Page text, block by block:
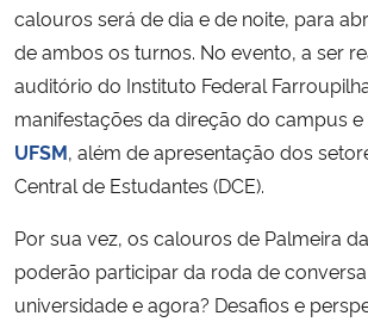
calouros será de dia e de noite, para
de ambos os turnos. No evento, a ser
auditório do Instituto Federal
manifestações da direção do campus
UFSM, além de apresentação dos
Central de Estudantes (DCE).
Por sua vez, os calouros de Palmeira
poderão participar da roda de conversa
universidade e agora? Desafios e